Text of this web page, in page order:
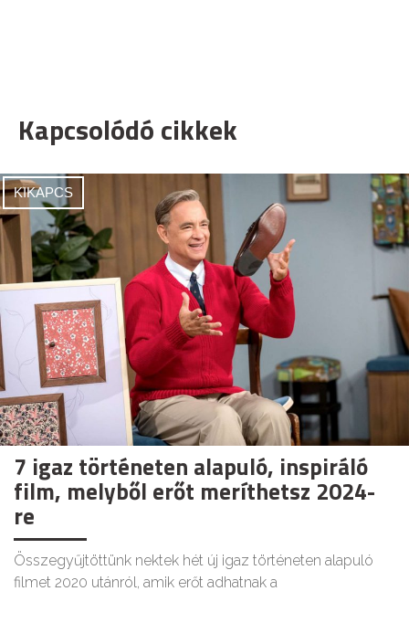
Kapcsolódó cikkek
KIKAPCS
7 igaz történeten alapuló, inspiráló
film, melyből erőt meríthetsz 2024-
re
Összegyűjtöttünk nektek hét új igaz történeten alapuló
filmet 2020 utánról, amik erőt adhatnak a